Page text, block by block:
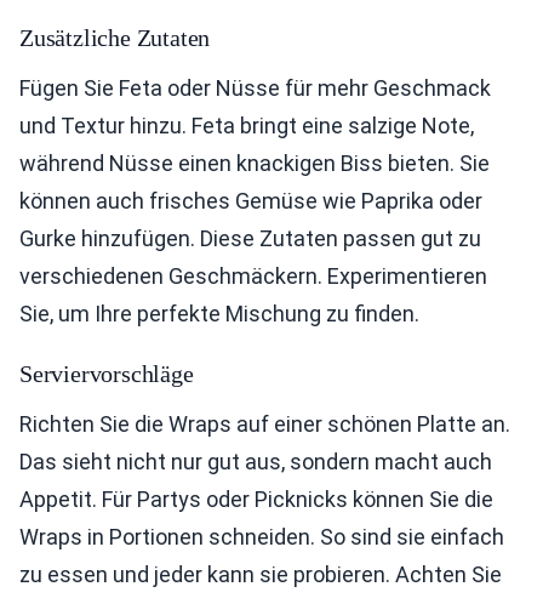
Zusätzliche Zutaten
Fügen Sie Feta oder Nüsse für mehr Geschmack
und Textur hinzu. Feta bringt eine salzige Note,
während Nüsse einen knackigen Biss bieten. Sie
können auch frisches Gemüse wie Paprika oder
Gurke hinzufügen. Diese Zutaten passen gut zu
verschiedenen Geschmäckern. Experimentieren
Sie, um Ihre perfekte Mischung zu finden.
Serviervorschläge
Richten Sie die Wraps auf einer schönen Platte an.
Das sieht nicht nur gut aus, sondern macht auch
Appetit. Für Partys oder Picknicks können Sie die
Wraps in Portionen schneiden. So sind sie einfach
zu essen und jeder kann sie probieren. Achten Sie